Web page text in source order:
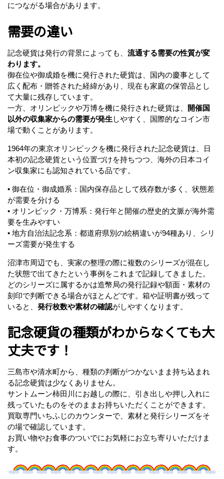
につながる場合があります。
需要の違い
記念硬貨は発行の背景によっても、 流通する需要の性質が変
わります。
御在位や御成婚を機に発行された硬貨は、国内の慶事として
広く配布・贈答された経緯があり、現在も家庭の保管品とし
て大量に残存しています。
一方、オリンピックや万博を機に発行された硬貨は、
開催国
以外の収集家からの需要が発生 しやすく、国際的なコイン市
場で動くことがあります。
1964年の東京オリンピックを機に発行された記念硬貨は、日
本初の記念硬貨という位置づけを持ちつつ、海外の日本コイ
ン収集家にも認知されている品です。
• 御在位・御成婚系：国内保存品として残存数が多く、状態差
が需要を分ける
• オリンピック・万博系：発行年と開催の歴史的文脈が海外需
要を生みやすい
• 地方自治法記念系：都道府県別の絵柄違いが94種あり、シリ
ーズ需要が発生する
沼津市周辺でも、実家の整理の際に複数のシリーズが混在し
た状態で出てきたという事例をこれまで記録してきました。
どのシリーズに属するかは造幣局の発行記録や額面・素材の
刻印で判断できる場合がほとんどです。箱や証明書が残って
いると、 発行枚数や素材の確認がしやすくなります。
記念硬貨の種類がわからなくても大
丈夫です！
三島市や清水町から、種類の判断がつかないまま持ち込まれ
る記念硬貨は少なくありません。
サントムーン柿田川にお越しの際に、引き出しや押し入れに
残っていたものをそのままお持ちいただくことができます。
買取専門いちふじのカウンターで、素材と発行シリーズをそ
の場で確認しています。
お買い物やお食事のついでにお気軽にお立ち寄りいただけま
す。